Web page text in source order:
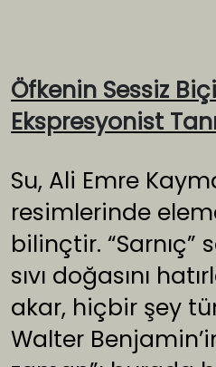
Öfkenin Sessiz
Ekspresyonist
Su, Ali Emre
resimlerinde
bilinçtir. “Sarnıç”
sıvı doğasını
akar, hiçbir şey
Walter